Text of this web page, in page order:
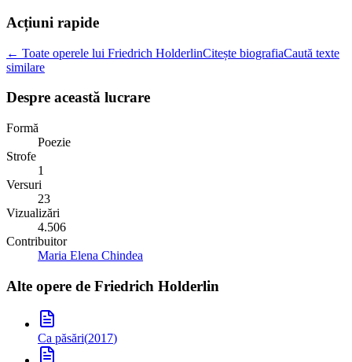
Acțiuni rapide
← Toate operele lui Friedrich HolderlinCitește biografiaCaută texte
similare
Despre această lucrare
Formă
Poezie
Strofe
1
Versuri
23
Vizualizări
4.506
Contribuitor
Maria Elena Chindea
Alte opere de Friedrich Holderlin
Ca păsări(2017)